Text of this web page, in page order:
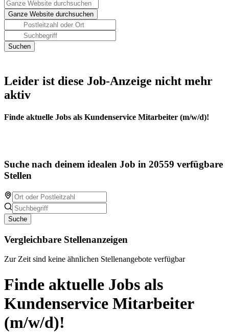
Leider ist diese Job-Anzeige nicht mehr
aktiv
Finde aktuelle Jobs als Kundenservice Mitarbeiter (m/w/d)!
Suche nach deinem idealen Job in 20559 verfügbare
Stellen
Suche
Vergleichbare Stellenanzeigen
Zur Zeit sind keine ähnlichen Stellenangebote verfügbar
Finde aktuelle Jobs als
Kundenservice Mitarbeiter
(m/w/d)!